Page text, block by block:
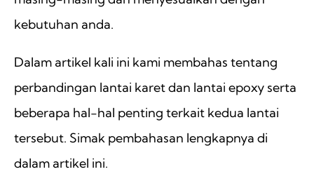
kebutuhan anda.
Dalam artikel kali ini kami membahas tentang
perbandingan lantai karet dan lantai epoxy serta
beberapa hal-hal penting terkait kedua lantai
tersebut. Simak pembahasan lengkapnya di
dalam artikel ini.